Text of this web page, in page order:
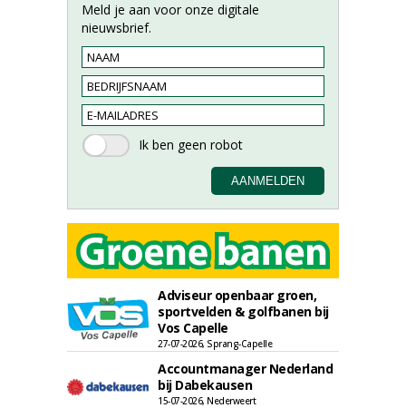
Meld je aan voor onze digitale
nieuwsbrief.
Adviseur openbaar groen,
sportvelden & golfbanen bij
Vos Capelle
27-07-2026, Sprang-Capelle
Accountmanager Nederland
bij Dabekausen
15-07-2026, Nederweert